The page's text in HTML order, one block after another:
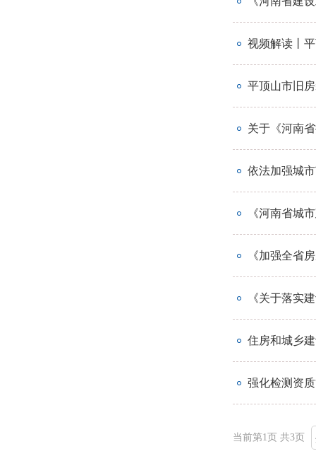
视频解读丨
平顶山市旧
关于《河南
依法加强城
《河南省城
《加强全省
《关于落实
住房和城乡
强化检测资
当前第1页 共3页